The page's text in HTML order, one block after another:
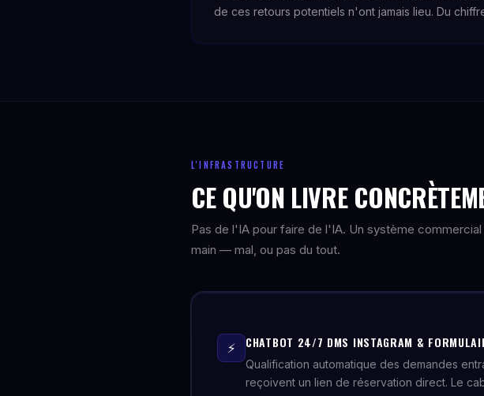
de ces retours potentiels n'ont jamais lieu. Du
L'INFRASTRUCTURE
CE QU'ON LIVRE
Pas de l'IA pour faire de l'IA. Un système
main — mal, ou pas du tout.
⚡ CHATBOT 24/7 DMS INSTAGRAM &
Qualification automatique des demandes
reçoivent un lien de réservation direct. Le